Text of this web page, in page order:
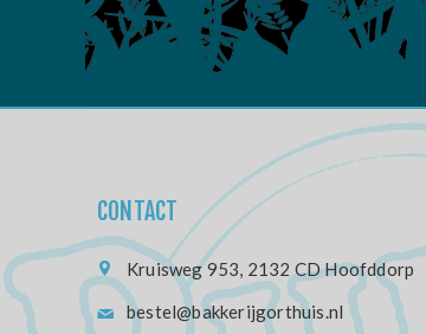
CONTACT
Kruisweg 953, 2132 CD Hoofddorp
bestel@bakkerijgorthuis.nl